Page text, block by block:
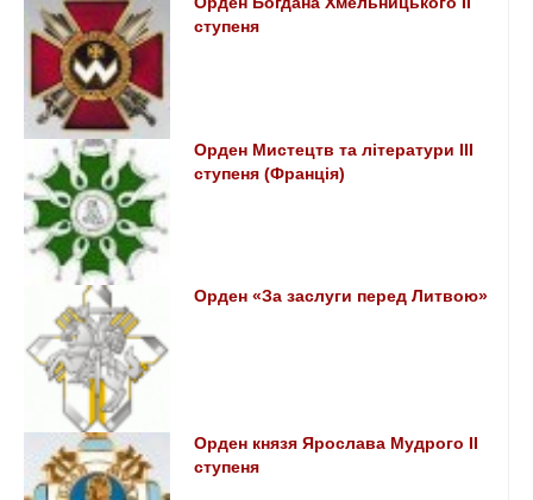
ступеня
Орден Мистецтв та літератури IІІ
ступеня (Франція)
Орден «За заслуги перед Литвою»
Орден князя Ярослава Мудрого ІІ
ступеня